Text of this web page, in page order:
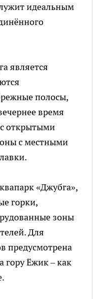
идеальным
является
полосы,
время
открытыми
с местными
«Джубга»,
горки,
зоны
Для
предусмотрена
гору Ёжик – как